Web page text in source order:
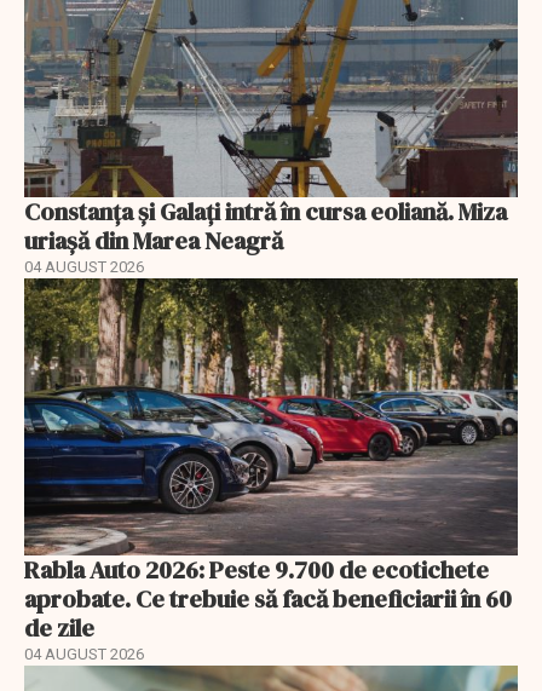
Constanța și Galați intră în cursa eoliană. Miza
uriașă din Marea Neagră
04 AUGUST 2026
Rabla Auto 2026: Peste 9.700 de ecotichete
aprobate. Ce trebuie să facă beneficiarii în 60
de zile
04 AUGUST 2026